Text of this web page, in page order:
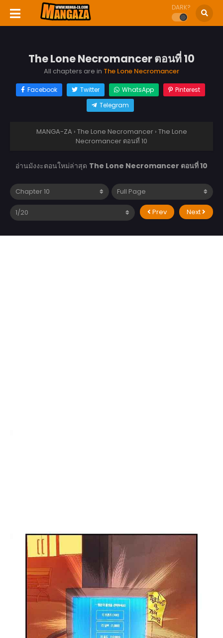
DARK?
The Lone Necromancer ตอนที่ 10
All chapters are in The Lone Necromancer
Facebook Twitter WhatsApp
Pinterest
Telegram
MANGA-ZA › The Lone Necromancer › The Lone
Necromancer ตอนที่ 10
อ่านมังงะตอนใหม่ล่าสุด The Lone Necromancer ตอนที่ 10
Prev Next